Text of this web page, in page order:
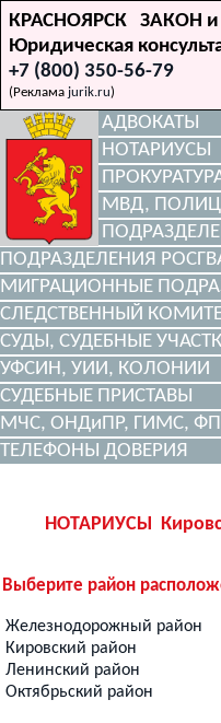
КРАСНОЯРСК ЗАКОН
Юридическая
+7 (800) 350-56-79
(Реклама jurik.ru)
АДВОКАТЫ
НОТАРИУСЫ
МВД,
ПОДРАЗДЕЛЕНИЯ
МИГРАЦИОННЫЕ
СЛЕДСТВЕННЫЙ
СУДЫ, СУДЕБНЫЕ
УФСИН, УИИ, КОЛОНИИ
СУДЕБНЫЕ ПРИСТАВЫ
МЧС, ОНДиПР, ГИМС,
ТЕЛЕФОНЫ ДОВЕРИЯ
НОТАРИУСЫ
Выберите район
Железнодорожный район
Кировский район
Ленинский район
Октябрьский район